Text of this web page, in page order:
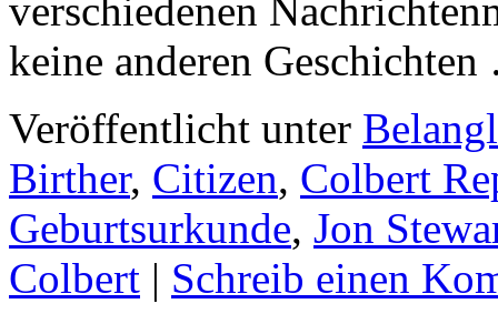
verschiedenen
keine anderen
Veröffentlicht unter
Birther, Citizen, Colbert
Geburtsurkunde, Jon
Colbert | Schreib einen